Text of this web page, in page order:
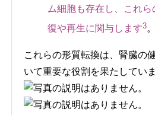
ム細胞も存在し、これ
復や再生に関与します3。
これらの形質転換は、腎臓の
いて重要な役割を果たしてい